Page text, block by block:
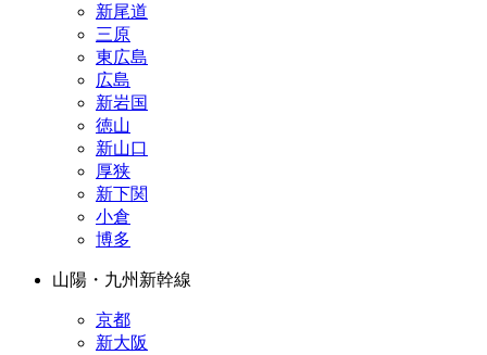
新尾道
三原
東広島
広島
新岩国
徳山
新山口
厚狭
新下関
小倉
博多
山陽・九州新幹線
京都
新大阪